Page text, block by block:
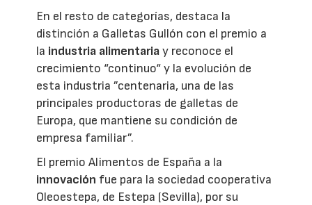
En el resto de categorías, destaca la
distinción a Galletas Gullón con el premio a
la industria alimentariay reconoce el
crecimiento “continuo“ y la evolución de
esta industria ”centenaria, una de las
principales productoras de galletas de
Europa, que mantiene su condición de
empresa familiar”.
El premio Alimentos de España a la
innovación fue para la sociedad cooperativa
Oleoestepa, de Estepa (Sevilla), por su